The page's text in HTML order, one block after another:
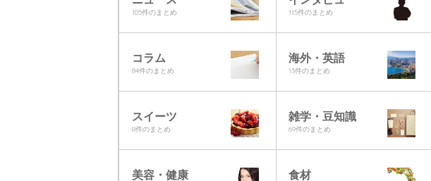
105件のまとめ 115件のまとめ
コラム
84件のまとめ
海外・英語
13件のまとめ
スイーツ
8件のまとめ
雑学・豆知識
69件のまとめ
美容・健康 食材